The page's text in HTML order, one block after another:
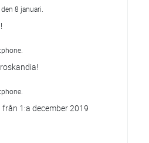
8 januari.
1:a december 2019